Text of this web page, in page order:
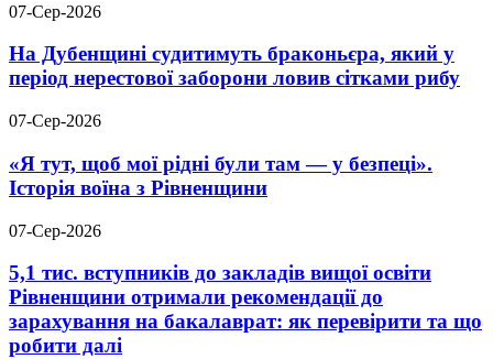
07-Сер-2026
На Дубенщині судитимуть браконьєра, який у
період нерестової заборони ловив сітками рибу
07-Сер-2026
«Я тут, щоб мої рідні були там — у безпеці».
Історія воїна з Рівненщини
07-Сер-2026
5,1 тис. вступників до закладів вищої освіти
Рівненщини отримали рекомендації до
зарахування на бакалаврат: як перевірити та що
робити далі